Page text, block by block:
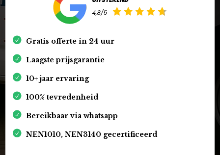
Gratis offerte in 24 uur
Laagste prijsgarantie
10+ jaar ervaring
100% tevredenheid
Bereikbaar via whatsapp
NEN1010, NEN3140 gecertificeerd